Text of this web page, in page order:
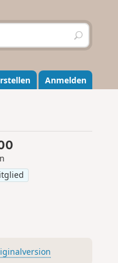
S
u
h
e
n
Anmelden